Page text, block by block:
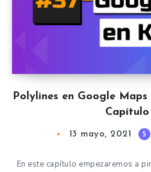
Polylines en Google
Capítulo
13 mayo, 2021 5
En este capítulo empezaremos a